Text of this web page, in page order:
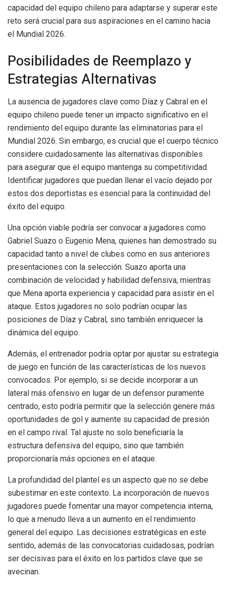
capacidad del equipo chileno para adaptarse y superar este
reto será crucial para sus aspiraciones en el camino hacia
el Mundial 2026.
Posibilidades de Reemplazo y
Estrategias Alternativas
La ausencia de jugadores clave como Díaz y Cabral en el
equipo chileno puede tener un impacto significativo en el
rendimiento del equipo durante las eliminatorias para el
Mundial 2026. Sin embargo, es crucial que el cuerpo técnico
considere cuidadosamente las alternativas disponibles
para asegurar que el equipo mantenga su competitividad.
Identificar jugadores que puedan llenar el vacío dejado por
estos dos deportistas es esencial para la continuidad del
éxito del equipo.
Una opción viable podría ser convocar a jugadores como
Gabriel Suazo o Eugenio Mena, quienes han demostrado su
capacidad tanto a nivel de clubes como en sus anteriores
presentaciones con la selección. Suazo aporta una
combinación de velocidad y habilidad defensiva, mientras
que Mena aporta experiencia y capacidad para asistir en el
ataque. Estos jugadores no solo podrían ocupar las
posiciones de Díaz y Cabral, sino también enriquecer la
dinámica del equipo.
Además, el entrenador podría optar por ajustar su estrategia
de juego en función de las características de los nuevos
convocados. Por ejemplo, si se decide incorporar a un
lateral más ofensivo en lugar de un defensor puramente
centrado, esto podría permitir que la selección genere más
oportunidades de gol y aumente su capacidad de presión
en el campo rival. Tal ajuste no solo beneficiaría la
estructura defensiva del equipo, sino que también
proporcionaría más opciones en el ataque.
La profundidad del plantel es un aspecto que no se debe
subestimar en este contexto. La incorporación de nuevos
jugadores puede fomentar una mayor competencia interna,
lo que a menudo lleva a un aumento en el rendimiento
general del equipo. Las decisiones estratégicas en este
sentido, además de las convocatorias cuidadosas, podrían
ser decisivas para el éxito en los partidos clave que se
avecinan.